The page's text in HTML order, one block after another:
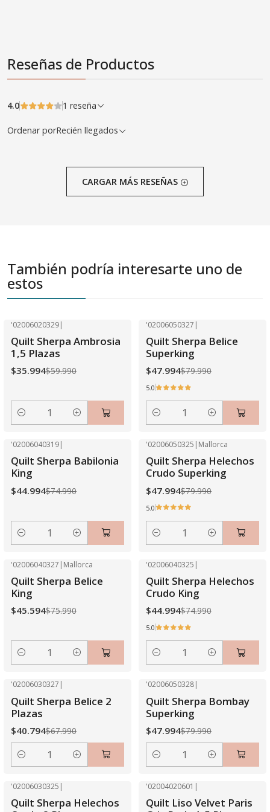
Reseñas de Productos
4.0 1 reseña
Ordenar porRecién llegados
CARGAR MÁS RESEÑAS
También podría interesarte uno de
estos
'02006020329|
Quilt Sherpa Ambrosia
1,5 Plazas
$35.994$59.990
Cantidad
'02006050327 |
Quilt Sherpa Belice
Superking
$47.994$79.990
5.0
Cantidad
'02006040319|
Quilt Sherpa Babilonia
King
$44.994$74.990
Cantidad
'02006050325 | Mallorca
Quilt Sherpa Helechos
Crudo Superking
$47.994$79.990
5.0
Cantidad
'02006040327 | Mallorca
Quilt Sherpa Belice
King
$45.594$75.990
Cantidad
'02006040325 |
Quilt Sherpa Helechos
Crudo King
$44.994$74.990
5.0
Cantidad
'02006030327 |
Quilt Sherpa Belice 2
Plazas
$40.794$67.990
Cantidad
'02006050328|
Quilt Sherpa Bombay
Superking
$47.994$79.990
Cantidad
'02006030325 |
Quilt Sherpa Helechos
'02004020601 |
Quilt Liso Velvet Paris